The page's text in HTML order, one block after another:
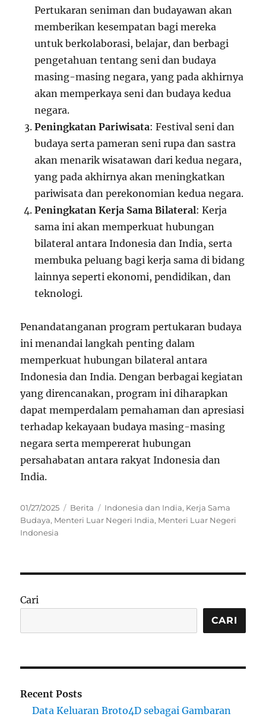
Pertukaran seniman dan budayawan akan
memberikan kesempatan bagi mereka
untuk berkolaborasi, belajar, dan berbagi
pengetahuan tentang seni dan budaya
masing-masing negara, yang pada akhirnya
akan memperkaya seni dan budaya kedua
negara.
Peningkatan Pariwisata: Festival seni dan
budaya serta pameran seni rupa dan sastra
akan menarik wisatawan dari kedua negara,
yang pada akhirnya akan meningkatkan
pariwisata dan perekonomian kedua negara.
Peningkatan Kerja Sama Bilateral: Kerja
sama ini akan memperkuat hubungan
bilateral antara Indonesia dan India, serta
membuka peluang bagi kerja sama di bidang
lainnya seperti ekonomi, pendidikan, dan
teknologi.
Penandatanganan program pertukaran budaya
ini menandai langkah penting dalam
memperkuat hubungan bilateral antara
Indonesia dan India. Dengan berbagai kegiatan
yang direncanakan, program ini diharapkan
dapat memperdalam pemahaman dan apresiasi
terhadap kekayaan budaya masing-masing
negara serta mempererat hubungan
persahabatan antara rakyat Indonesia dan
India.
Posted
on
01/27/2025 Categories
Berita Tags
Indonesia dan India, Kerja Sama
Budaya, Menteri Luar Negeri India, Menteri Luar Negeri
Indonesia
Cari
CARI
Recent Posts
Data Keluaran Broto4D sebagai Gambaran